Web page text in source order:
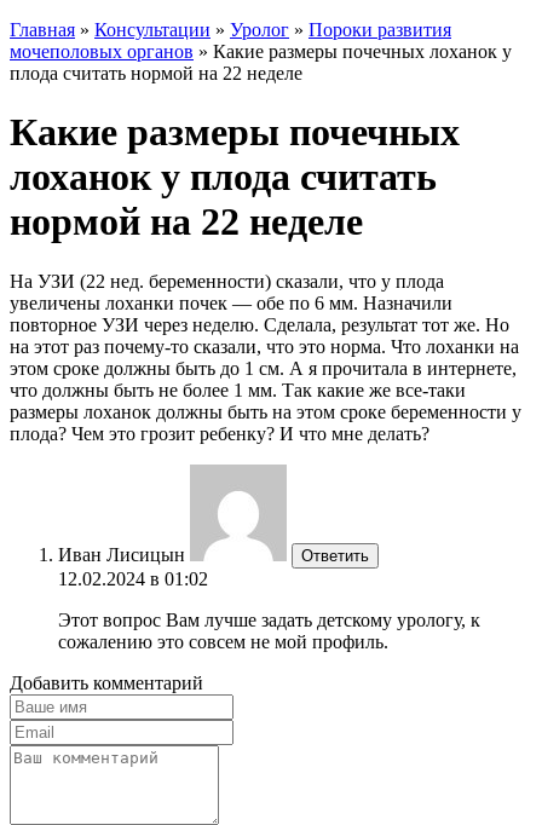
Главная » Консультации » Уролог » Пороки развития
мочеполовых органов » Какие размеры почечных лоханок у
плода считать нормой на 22 неделе
Какие размеры почечных
лоханок у плода считать
нормой на 22 неделе
На УЗИ (22 нед. беременности) сказали, что у плода
увеличены лоханки почек — обе по 6 мм. Назначили
повторное УЗИ через неделю. Сделала, результат тот же. Но
на этот раз почему-то сказали, что это норма. Что лоханки на
этом сроке должны быть до 1 см. А я прочитала в интернете,
что должны быть не более 1 мм. Так какие же все-таки
размеры лоханок должны быть на этом сроке беременности у
плода? Чем это грозит ребенку? И что мне делать?
Иван Лисицын Ответить
12.02.2024 в 01:02
Этот вопрос Вам лучше задать детскому урологу, к
сожалению это совсем не мой профиль.
Добавить комментарий